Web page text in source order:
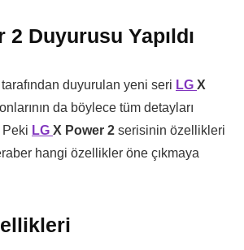
2 Duyurusu Yapıldı
duyurulan yeni seri LG X
da böylece tüm detayları
Peki LG X Power 2 serisinin özellikleri
hangi özellikler öne çıkmaya